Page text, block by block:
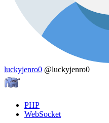
luckyjenro0 @luckyjenro0
PHP
WebSocket